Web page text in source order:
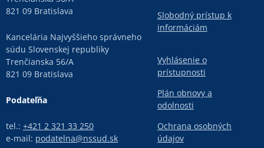
821 09 Bratislava
Kancelária Najvyššieho správneho
súdu Slovenskej republiky
Trenčianska 56/A
821 09 Bratislava
Podateľňa
tel.: +421 2 321 33 250
e-mail: podatelna@nssud.sk
Slobodný prístup k
informáciám
Vyhlásenie o
prístupnosti
Plán obnovy a
odolnosti
Ochrana osobných
údajov